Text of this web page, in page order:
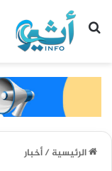
بحث عن
الرئيسية/أخبار